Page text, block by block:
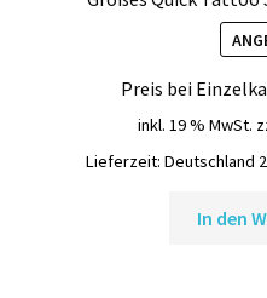
Preis bei
inkl. 19 % MwSt.
Lieferzeit: Deutschland
In den